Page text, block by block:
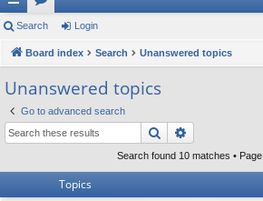
ui
ck
lin
ks
or
u
s
Search Login
Board index Search Unanswered topics
Unanswered topics
Go to advanced search
Search
Search found 10 matches • Page
Topics